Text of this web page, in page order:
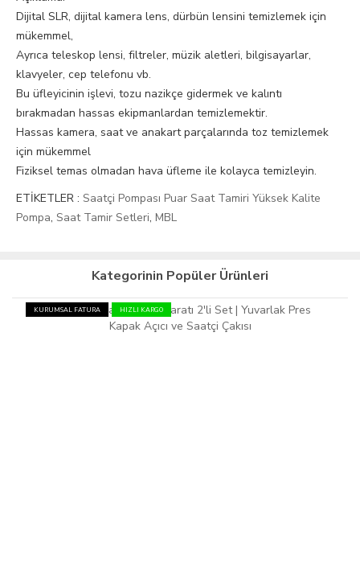
Dijital SLR, dijital kamera lens, dürbün lensini temizlemek için
mükemmel,
Ayrıca teleskop lensi, filtreler, müzik aletleri, bilgisayarlar,
klavyeler, cep telefonu vb.
Bu üfleyicinin işlevi, tozu nazikçe gidermek ve kalıntı
bırakmadan hassas ekipmanlardan temizlemektir.
Hassas kamera, saat ve anakart parçalarında toz temizlemek
için mükemmel
Fiziksel temas olmadan hava üfleme ile kolayca temizleyin.
ETİKETLER : Saatçi Pompası Puar Saat Tamiri Yüksek Kalite
Pompa, Saat Tamir Setleri, MBL
Kategorinin Popüler Ürünleri
KURUMSAL FATURA HIZLI KARGO